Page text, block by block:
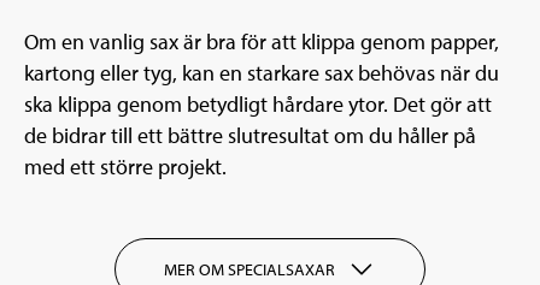
Om en vanlig sax är bra för att klippa genom papper,
kartong eller tyg, kan en starkare sax behövas när du
ska klippa genom betydligt hårdare ytor. Det gör att
de bidrar till ett bättre slutresultat om du håller på
med ett större projekt.
MER OM SPECIALSAXAR